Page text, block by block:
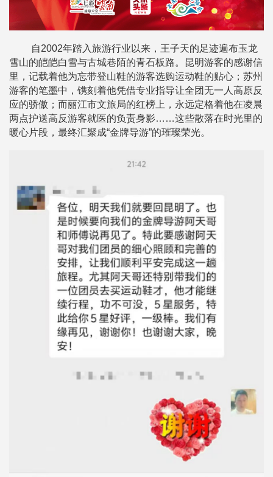
自2002年踏入旅游行业以来，王子天的足迹遍布玉龙
雪山的皑皑白雪与古城巷陌的青石板路。昆明游客的感谢信
里，记载着他为忘带登山鞋的游客选购运动鞋的贴心；苏州
游客的笔墨中，镌刻着他凭借专业指导让全团无一人高原反
应的骄傲；而丽江市文旅局的红榜上，永远定格着他在凌晨
两点护送高反游客就医的负责身影……这些散落在时光里的
暖心片段，最终汇聚成“金牌导游”的璀璨荣光。